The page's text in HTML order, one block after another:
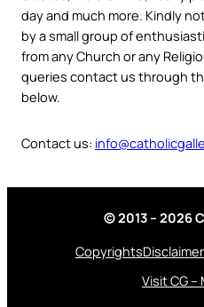
day and much more. Kindly
by a small group of
from any Church or any
queries contact us through
below.
Contact us:
© 2013 – 2026
CopyrightsDisclaimer
Visit CG –